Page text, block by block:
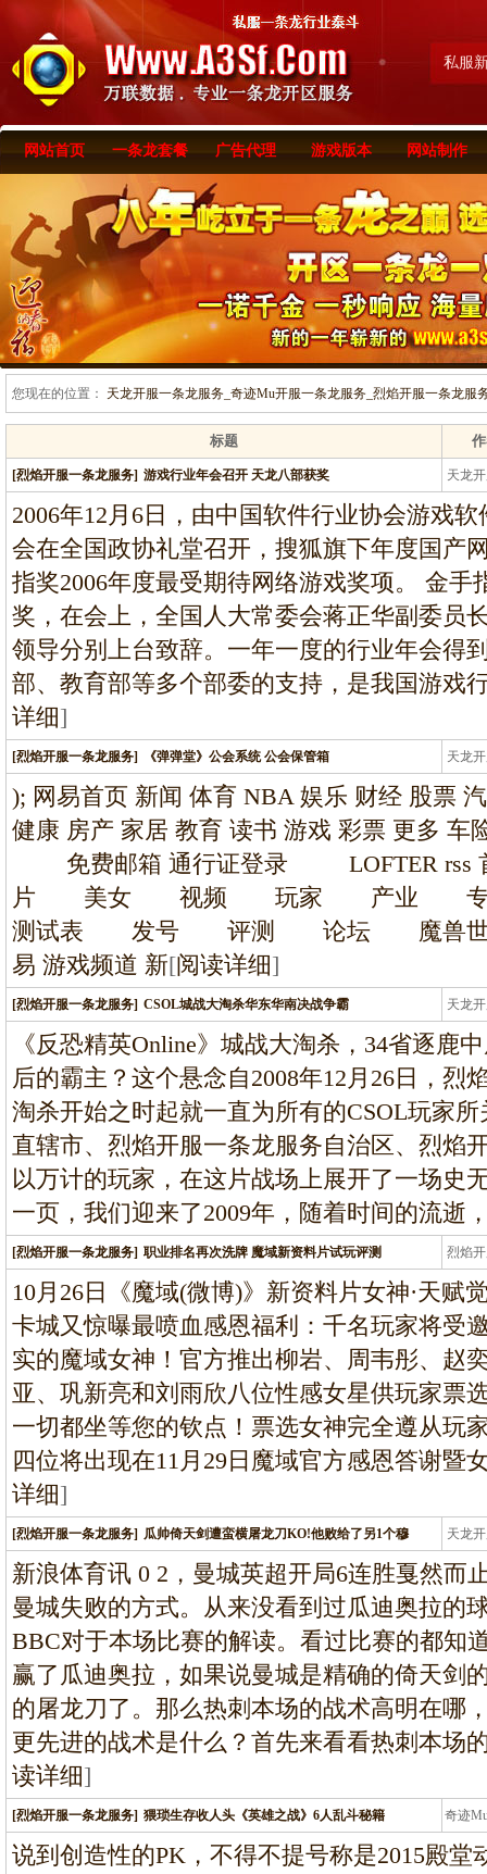
私服
网站首页 一条龙套餐 广告代理 游戏版本 网站制作
您现在的位置： 天龙开服一条龙服务_奇迹Mu开服一条龙服务_烈焰开服一条龙服
标题
[烈焰开服一条龙服务] 游戏行业年会召开 天龙八部获奖 天龙
龙
2006年12月6日，由中国软件行业协会游戏
会在全国政协礼堂召开，搜狐旗下年度国产
指奖2006年度最受期待网络游戏奖项。 金
奖，在会上，全国人大常委会蒋正华副委员
领导分别上台致辞。一年一度的行业年会得
部、教育部等多个部委的支持，是我国游戏
详细]
[烈焰开服一条龙服务] 《弹弹堂》公会系统 公会保管箱 天龙
龙
); 网易首页 新闻 体育 NBA 娱乐 财经 股票
健康 房产 家居 教育 读书 游戏 彩票 更多 车
免费邮箱 通行证登录 LOFTER
片 美女 视频 玩家 产业
测试表 发号 评测 论坛 魔兽世
易 游戏频道 新[阅读详细]
[烈焰开服一条龙服务] CSOL城战大淘杀华东华南决战争霸 天龙
龙
《反恐精英Online》城战大淘杀，34省逐鹿
后的霸主？这个悬念自2008年12月26日，烈
淘杀开始之时起就一直为所有的CSOL玩家
直辖市、烈焰开服一条龙服务自治区、烈焰
以万计的玩家，在这片战场上展开了一场史
一页，我们迎来了2009年，随着时间的流逝
[烈焰开服一条龙服务] 职业排名再次洗牌 魔域新资料片试玩评测 烈焰
龙
10月26日《魔域(微博)》新资料片女神·天赋
卡城又惊曝最喷血感恩福利：千名玩家将受
实的魔域女神！官方推出柳岩、周韦彤、赵
亚、巩新亮和刘雨欣八位性感女星供玩家票
一切都坐等您的钦点！票选女神完全遵从玩
四位将出现在11月29日魔域官方感恩答谢暨
详细]
[烈焰开服一条龙服务] 瓜帅倚天剑遭蛮横屠龙刀KO!他败给了另1个穆 天龙
龙
新浪体育讯 0 2，曼城英超开局6连胜戛然而
曼城失败的方式。从来没看到过瓜迪奥拉的
BBC对于本场比赛的解读。看过比赛的都知
赢了瓜迪奥拉，如果说曼城是精确的倚天剑
的屠龙刀了。那么热刺本场的战术高明在哪
更先进的战术是什么？首先来看看热刺本场
读详细]
[烈焰开服一条龙服务] 猥琐生存收人头《英雄之战》6人乱斗秘籍 奇迹
条
说到创造性的PK，不得不提号称是2015殿